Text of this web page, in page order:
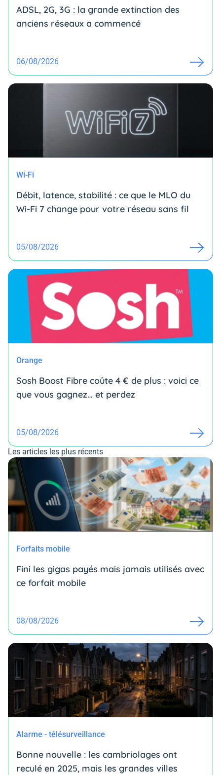
ADSL, 2G, 3G : la grande extinction des
anciens réseaux a commencé
06/08/2026
Wi-Fi
Débit, latence, stabilité : ce que le MLO du
Wi-Fi 7 change pour votre réseau sans fil
05/08/2026
Orange
Sosh Boost Fibre coûte 4 € de plus : voici ce
que vous gagnez… et perdez
05/08/2026
Les articles les plus récents
Forfaits mobile
Fini les gigas payés mais jamais utilisés avec
ce forfait mobile
08/08/2026
Alarme - télésurveillance
Bonne nouvelle : les cambriolages ont
reculé en 2025, mais les grandes villes